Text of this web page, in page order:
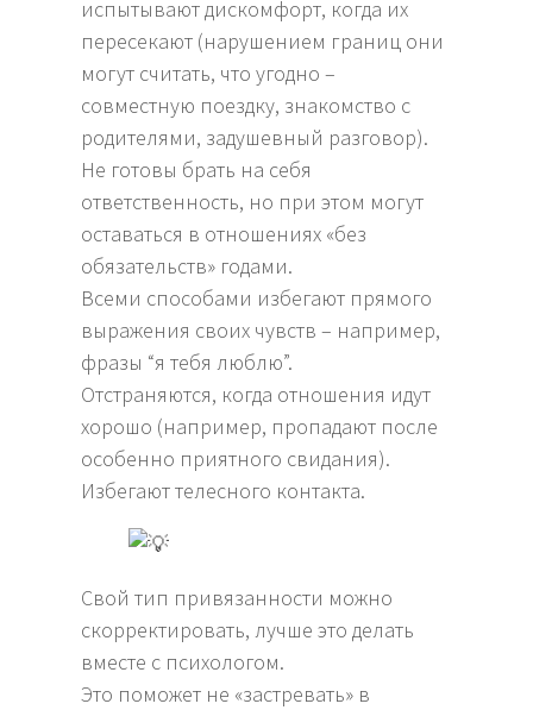
испытывают дискомфорт, когда их
пересекают (нарушением границ они
могут считать, что угодно –
совместную поездку, знакомство с
родителями, задушевный разговор).
Не готовы брать на себя
ответственность, но при этом могут
оставаться в отношениях «без
обязательств» годами.
Всеми способами избегают прямого
выражения своих чувств – например,
фразы “я тебя люблю”.
Отстраняются, когда отношения идут
хорошо (например, пропадают после
особенно приятного свидания).
Избегают телесного контакта.
Свой тип привязанности можно
скорректировать, лучше это делать
вместе с психологом.
Это поможет не «застревать» в